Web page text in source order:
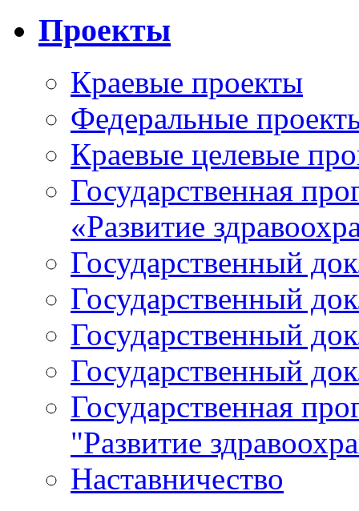
Проекты
Краевые проекты
Федеральные
Краевые целевые
Государственная
«Развитие
Государственный
Государственный
Государственный
Государственный
Государственная
"Развитие
Наставничество